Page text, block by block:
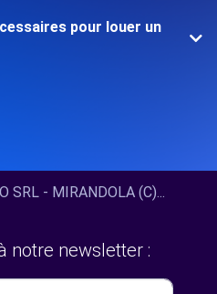
pour louer un
SRL - MIRANDOLA (C)...
notre newsletter :